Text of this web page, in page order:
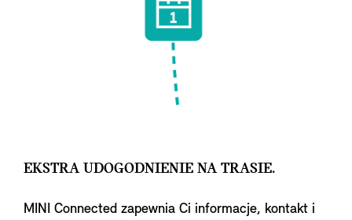
EKSTRA UDOGODNIENIE NA TRASIE.
MINI Connected zapewnia Ci informacje, kontakt i